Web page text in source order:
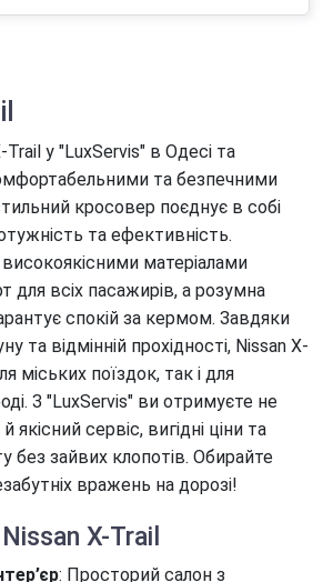
у "LuxServis" в Одесі та
та безпечними
кросовер поєднує в собі
та ефективність.
матеріалами
для всіх пасажирів, а розумна
спокій за кермом. Завдяки
та відмінній прохідності, Nissan X-
міських поїздок, так і для
З "LuxServis" ви отримуєте не
сервіс, вигідні ціни та
без зайвих клопотів. Обирайте
вражень на дорозі!
X-Trail
: Просторий салон з